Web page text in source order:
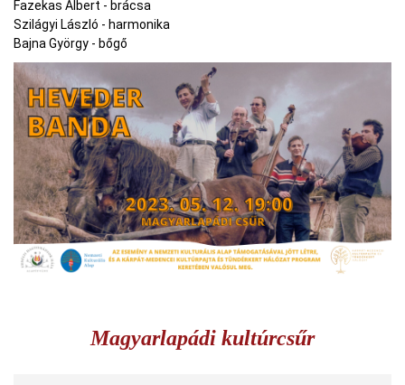
Fazekas Albert - brácsa
Szilágyi László - harmonika
Bajna György - bőgő
Magyarlapádi kultúrcsűr